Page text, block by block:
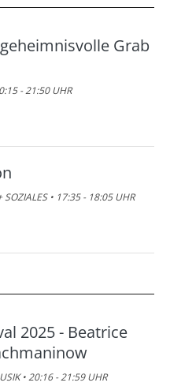
Grab
- 21:50 UHR
SOZIALES • 17:35 - 18:05 UHR
2025 - Beatrice
• 20:16 - 21:59 UHR